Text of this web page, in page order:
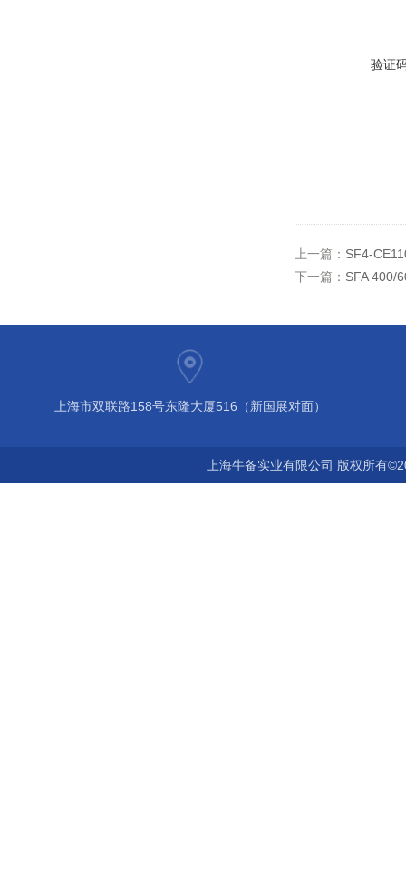
验证
上一篇： SF4-
下一篇： SFA 400/
上海市双联路158号东隆大厦516（新国展对面）
上海牛备实业有限公司 版权所有